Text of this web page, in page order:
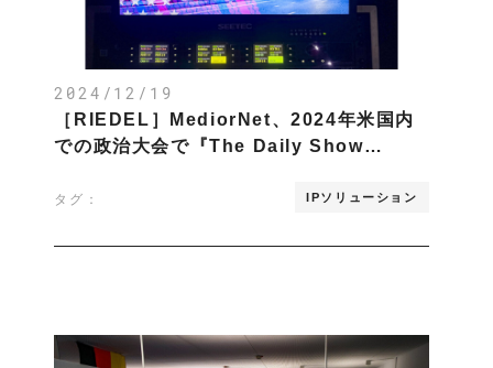
2024/12/19
［RIEDEL］MediorNet、2024年米国内
での政治大会で『The Daily Show…
タグ： IPソリューション